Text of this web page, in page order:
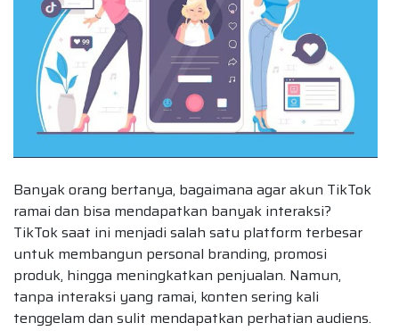
Banyak orang bertanya, bagaimana agar akun TikTok
ramai dan bisa mendapatkan banyak interaksi?
TikTok saat ini menjadi salah satu platform terbesar
untuk membangun personal branding, promosi
produk, hingga meningkatkan penjualan. Namun,
tanpa interaksi yang ramai, konten sering kali
tenggelam dan sulit mendapatkan perhatian audiens.